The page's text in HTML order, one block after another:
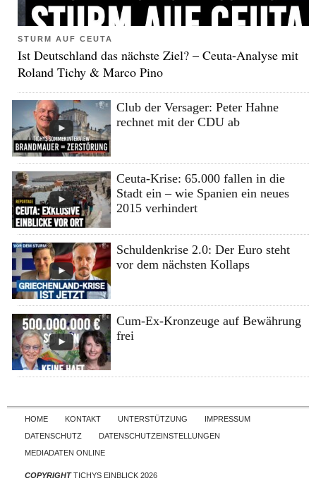
STURM AUF CEUTA
Ist Deutschland das nächste Ziel? – Ceuta-Analyse mit
Roland Tichy & Marco Pino
Club der Versager: Peter Hahne
rechnet mit der CDU ab
Ceuta-Krise: 65.000 fallen in die
Stadt ein – wie Spanien ein neues
2015 verhindert
Schuldenkrise 2.0: Der Euro steht
vor dem nächsten Kollaps
Cum-Ex-Kronzeuge auf Bewährung
frei
Skip to content
HOME KONTAKT UNTERSTÜTZUNG
IMPRESSUM
DATENSCHUTZ
DATENSCHUTZEINSTELLUNGEN
MEDIADATEN ONLINE
COPYRIGHTTICHYS EINBLICK 2026